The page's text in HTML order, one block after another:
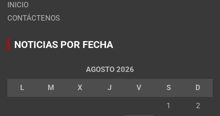
INICIO
CONTÁCTENOS
NOTICIAS POR FECHA
AGOSTO 2026
L M X J V S D
1 2